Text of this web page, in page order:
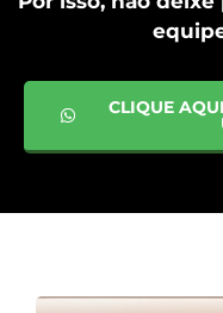
CLIQUE